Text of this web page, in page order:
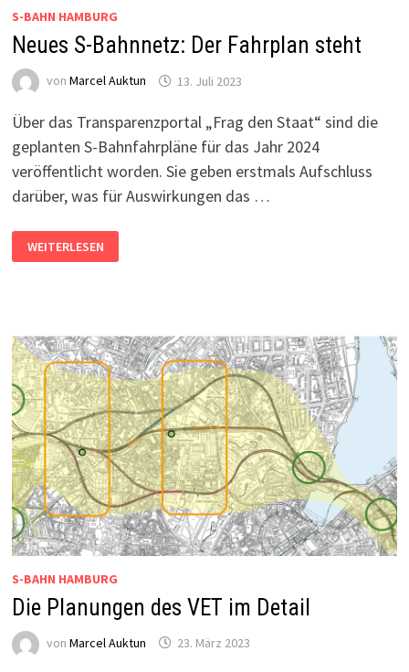
S-BAHN HAMBURG
Neues S-Bahnnetz: Der Fahrplan steht
von Marcel Auktun 13. Juli 2023
Über das Transparenzportal „Frag den Staat“ sind die
geplanten S-Bahnfahrpläne für das Jahr 2024
veröffentlicht worden. Sie geben erstmals Aufschluss
darüber, was für Auswirkungen das …
S-
BAHNNETZ:
WEITERLESEN
S-BAHN HAMBURG
Die Planungen des VET im Detail
von Marcel Auktun 23. März 2023